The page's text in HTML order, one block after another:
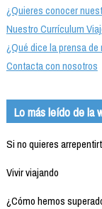
¿Quieres conocer
Nuestro Currículum
¿Qué dice la prensa de
Contacta con nosotros
Lo más leído de la
Si no quieres
Vivir viajando
¿Cómo hemos